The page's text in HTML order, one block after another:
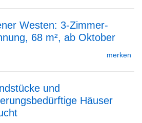
Westen: 3-Zimmer-
68 m², ab Oktober
merken
und
Häuser